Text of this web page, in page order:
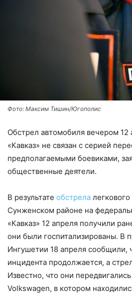
Фото: Максим Тишин/Югополис
Обстрел автомобиля вечером 12
«Кавказ» не связан с серией
предполагаемыми боевиками,
общественные деятели.
В результате обстрела
Сунженском районе на
«Кавказ» 12 апреля получили
они были госпитализированы. В
Ингушетии 18 апреля сообщили,
инцидента продолжается, а
Известно, что они
Volkswagen, в котором